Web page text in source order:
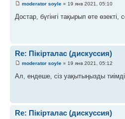
moderator soyle » 19 янв 2021, 05:10
Достар, бүгінгі тақырып өте өзекті,
Re: Пікірталас (дискуссия)
moderator soyle » 19 янв 2021, 05:12
Ал, ендеше, сіз уақытыңызды тиімді
Re: Пікірталас (дискуссия)